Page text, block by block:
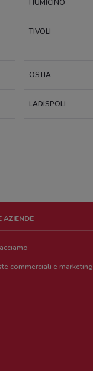
FIUMICINO
TIVOLI
OSTIA
LADISPOLI
AZIENDE
commerciali e marketing